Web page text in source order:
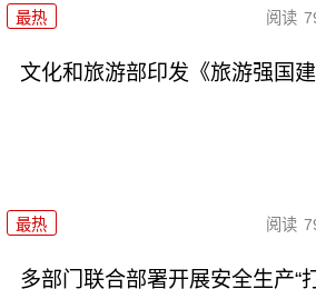
最热 阅读
文化和旅游部印发《旅游强国建
最热 阅读
多部门联合部署开展安全生产“